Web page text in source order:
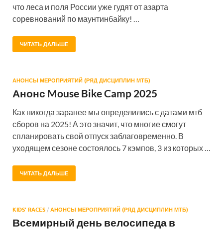
что леса и поля России уже гудят от азарта
соревнований по маунтинбайку! …
ЧИТАТЬ ДАЛЬШЕ
АНОНСЫ МЕРОПРИЯТИЙ (РЯД ДИСЦИПЛИН МТБ)
Анонс Mouse Bike Camp 2025
Как никогда заранее мы определились с датами мтб
сборов на 2025! А это значит, что многие смогут
спланировать свой отпуск заблаговременно. В
уходящем сезоне состоялось 7 кэмпов, 3 из которых …
ЧИТАТЬ ДАЛЬШЕ
KIDS' RACES / АНОНСЫ МЕРОПРИЯТИЙ (РЯД ДИСЦИПЛИН МТБ)
Всемирный день велосипеда в